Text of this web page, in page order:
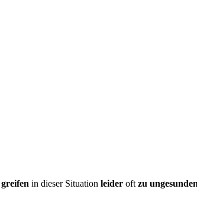
greifen in dieser Situation leider oft zu